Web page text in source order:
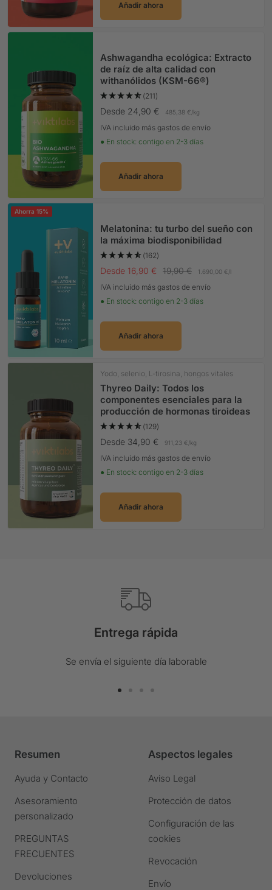
Añadir ahora
Ashwagandha ecológica: Extracto
de raíz de alta calidad con
withanólidos (KSM-66®)
(211)
Precio Oferta
Desde 24,90 € 485,38 €/kg
IVA incluido más gastos de envío
● En stock: contigo en 2-3 días
Añadir ahora
Ahorra 15%
Melatonina: tu turbo del sueño con
la máxima biodisponibilidad
(162)
Precio Oferta
Desde 16,90 € Precio normal
19,90 € 1.690,00 €/l
IVA incluido más gastos de envío
● En stock: contigo en 2-3 días
Añadir ahora
Yodo, selenio, L-tirosina, hongos vitales
Thyreo Daily: Todos los
componentes esenciales para la
producción de hormonas tiroideas
(129)
Precio Oferta
Desde 34,90 € 911,23 €/kg
IVA incluido más gastos de envío
● En stock: contigo en 2-3 días
Añadir ahora
Entrega rápida
Se envía el siguiente día laborable
diapositiva
diapositiva
diapositiva
4
Ir
la
diapositiva
Resumen
Ayuda y Contacto
Asesoramiento
personalizado
PREGUNTAS
FRECUENTES
Devoluciones
Aspectos legales
Aviso Legal
Protección de datos
Configuración de las
cookies
Revocación
Envío